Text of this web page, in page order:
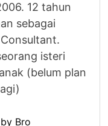
12 tahun
sebagai
isteri
(belum plan
Bro